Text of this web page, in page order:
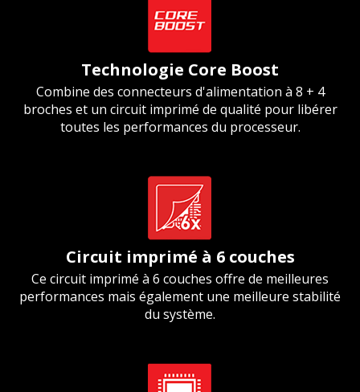
Technologie Core Boost
Combine des connecteurs d'alimentation à 8 + 4
broches et un circuit imprimé de qualité pour libérer
toutes les performances du processeur.
Circuit imprimé à 6 couches
Ce circuit imprimé à 6 couches offre de meilleures
performances mais également une meilleure stabilité
du système.